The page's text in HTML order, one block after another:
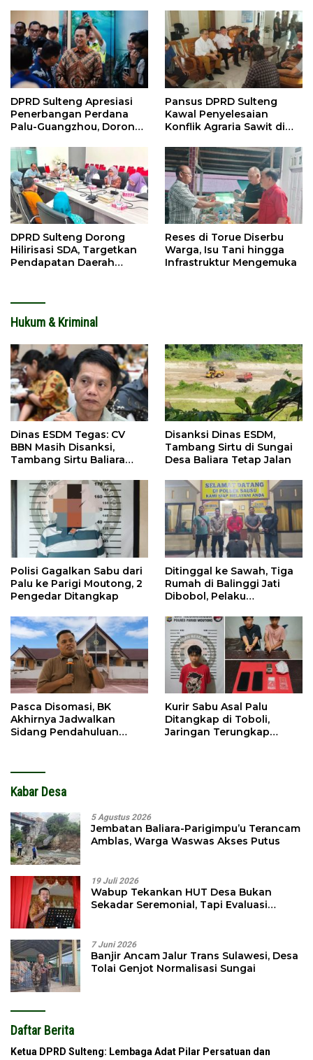
DPRD Sulteng Apresiasi
Penerbangan Perdana
Palu-Guangzhou, Dorong
Pansus DPRD Sulteng
Kawal Penyelesaian
Konflik Agraria Sawit di
DPRD Sulteng Dorong
Hilirisasi SDA, Targetkan
Pendapatan Daerah
Reses di Torue Diserbu
Warga, Isu Tani hingga
Infrastruktur Mengemuka
Hukum & Kriminal
Dinas ESDM Tegas: CV
BBN Masih Disanksi,
Tambang Sirtu Baliara
Disanksi Dinas ESDM,
Tambang Sirtu di Sungai
Desa Baliara Tetap Jalan
Polisi Gagalkan Sabu dari
Palu ke Parigi Moutong, 2
Pengedar Ditangkap
Ditinggal ke Sawah, Tiga
Rumah di Balinggi Jati
Dibobol, Pelaku
Pasca Disomasi, BK
Akhirnya Jadwalkan
Sidang Pendahuluan
Kurir Sabu Asal Palu
Ditangkap di Toboli,
Jaringan Terungkap
Kabar Desa
5 Agustus 2026
Jembatan Baliara-Parigimpu’u Terancam
Amblas, Warga Waswas Akses Putus
19 Juli 2026
Wabup Tekankan HUT Desa Bukan
Sekadar Seremonial, Tapi Evaluasi
7 Juni 2026
Banjir Ancam Jalur Trans Sulawesi, Desa
Tolai Genjot Normalisasi Sungai
Daftar Berita
Ketua DPRD Sulteng: Lembaga Adat Pilar Persatuan dan